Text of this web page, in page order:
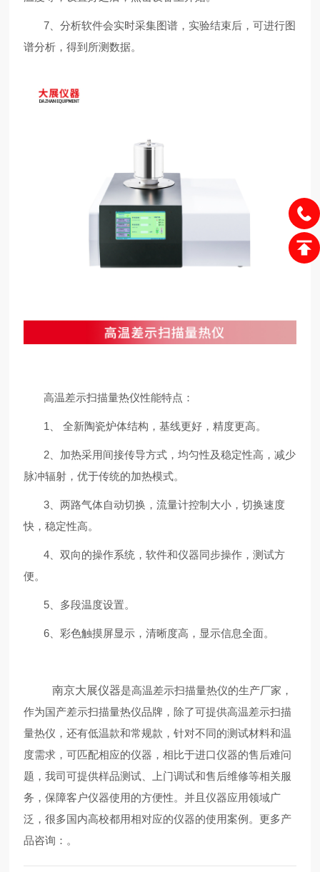
7、分析软件会实时采集图谱，实验结束后，可进行图
谱分析，得到所测数据。
高温差示扫描量热仪性能特点：
1、 全新陶瓷炉体结构，基线更好，精度更高。
2、加热采用间接传导方式，均匀性及稳定性高，减少
脉冲辐射，优于传统的加热模式。
3、两路气体自动切换，流量计控制大小，切换速度
快，稳定性高。
4、双向的操作系统，软件和仪器同步操作，测试方
便。
5、多段温度设置。
6、彩色触摸屏显示，清晰度高，显示信息全面。
南京大展仪器是高温差示扫描量热仪的生产厂家，
作为国产差示扫描量热仪品牌，除了可提供高温差示扫描
量热仪，还有低温款和常规款，针对不同的测试材料和温
度需求，可匹配相应的仪器，相比于进口仪器的售后难问
题，我司可提供样品测试、上门调试和售后维修等相关服
务，保障客户仪器使用的方便性。并且仪器应用领域广
泛，很多国内高校都用相对应的仪器的使用案例。更多产
品咨询： 。